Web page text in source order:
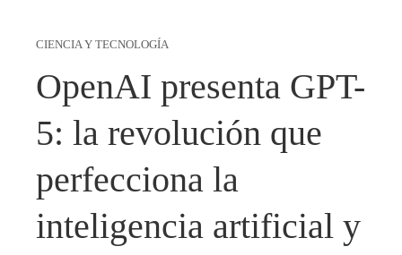
CIENCIA Y TECNOLOGÍA
OpenAI presenta GPT-
5: la revolución que
perfecciona la
inteligencia artificial y